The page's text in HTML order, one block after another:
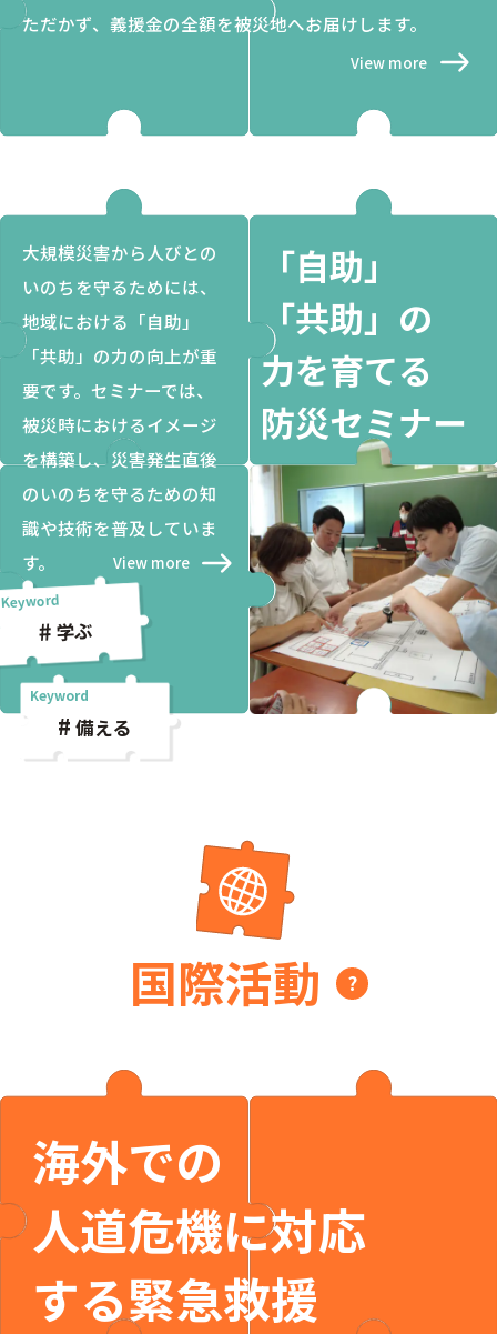
ただかず、義援金の全額を被災地へお届けします。
View more
「自助」
「共助」の
力を育てる
防災セミナー
大規模災害から人びとの
いのちを守るためには、
地域における「自助」
「共助」の力の向上が重
要です。セミナーでは、
被災時におけるイメージ
を構築し、災害発生直後
のいのちを守るための知
識や技術を普及していま
す。
View more
学ぶ
備える
国際活動 ?
海外での
人道危機に対応
する緊急救援